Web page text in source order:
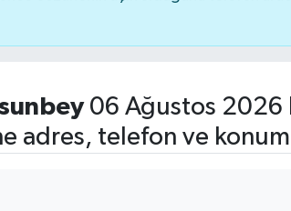
06 Ağustos 2026
adres, telefon ve